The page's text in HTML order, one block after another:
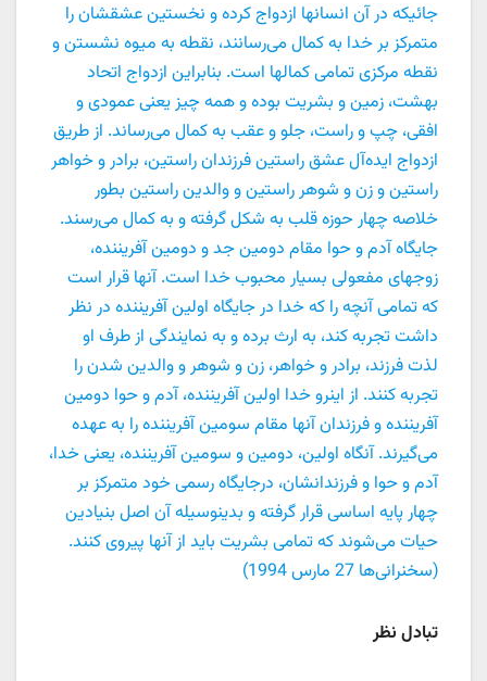
جائیکه در آن انسانها ازدواج کرده و نخستین عشقشان را
متمرکز بر خدا به کمال می‌رسانند، نقطه به میوه نشستن و
نقطه مرکزی تمامی کمالها است. بنابراین ازدواج اتحاد
بهشت، زمین و بشریت بوده و همه چیز یعنی عمودی و
افقی، چپ و راست، جلو و عقب به کمال می‌ر‌ساند. از طریق
ازدواج ایده‌آل عشق راستین فرزندان راستین، برادر و خواهر
راستین و زن و شوهر راستین و والدین راستین بطور
خلاصه چهار حوزه قلب به شکل گرفته و به کمال می‌رسند.
جایگاه آدم و حوا مقام دومین جد و دومین آفریننده،
زوجهای مفعولی بسیار محبوب خدا است. آنها قرار است
که تمامی آنچه را که خدا در جایگاه اولین آفریننده در نظر
داشت تجربه کند، به ارث برده و به نمایندگی از طرف او
لذت فرزند، برادر و خواهر، زن و شوهر و والدین شدن را
تجربه کنند. از اینرو خدا اولین آفریننده، آدم و حوا دومین
آفریننده و فرزندان آنها مقام سومین آفریننده را به عهده
می‌گیرند. آنگاه اولین، دومین و سومین آفریننده، یعنی خدا،
آدم و حوا و فرزندانشان، درجایگاه رسمی خود متمرکز بر
چهار پایه اساسی قرار گرفته و بدینوسیله آن اصل بنیادین
حیات می‌شوند که تمامی بشریت باید از آنها پیروی کنند.
(سخنرانی‌ها 27 مارس 1994)
تبادل نظر